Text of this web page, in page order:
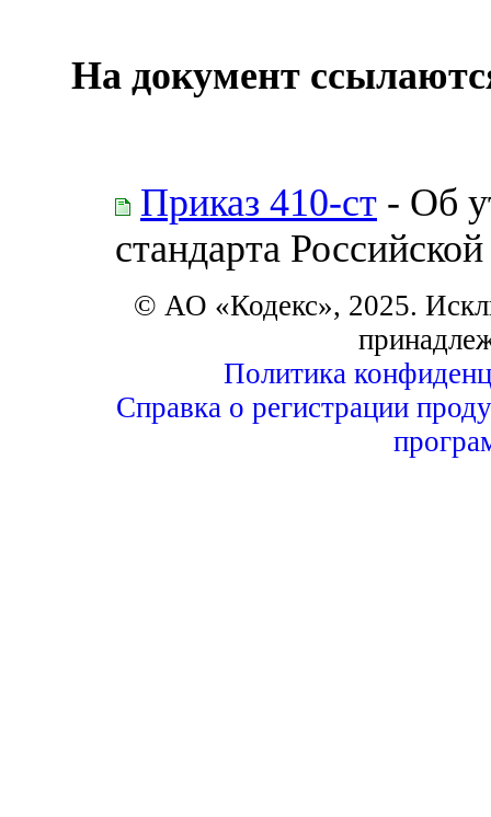
На документ
Приказ 410-ст - Об
стандарта
© АО «Кодекс», 2025.
Политика
Справка о регистрации